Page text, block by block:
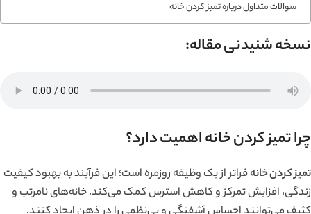
سوالات متداول درباره تمیز کردن خانه
نسخه شنیدنی مقاله:
چرا تمیز کردن خانه اهمیت دارد؟
تمیز کردن خانهفراتر از یک وظیفه روزمره است؛ این فرآیند به بهبود کیفیت
زندگی، افزایش تمرکز و کاهش استرس کمک می‌کند. خانه‌های نامرتب و